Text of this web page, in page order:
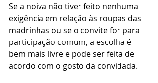
Se a noiva não tiver feito nenhuma
exigência em relação às roupas das
madrinhas ou se o convite for para
participação comum, a escolha é
bem mais livre e pode ser feita de
acordo com o gosto da convidada.